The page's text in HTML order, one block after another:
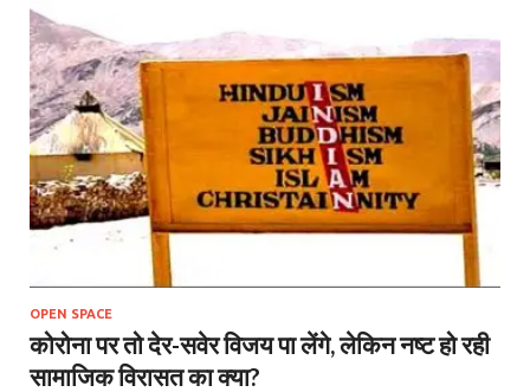
OPEN SPACE
कोरोना पर तो देर-सवेर विजय पा लेंगे, लेकिन नष्ट हो रही
सामाजिक विरासत का क्या?